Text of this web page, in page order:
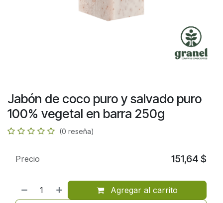
Jabón de coco puro y salvado puro
100% vegetal en barra 250g
(0 reseña)
Agregar al carrito
Precio 151,64 $